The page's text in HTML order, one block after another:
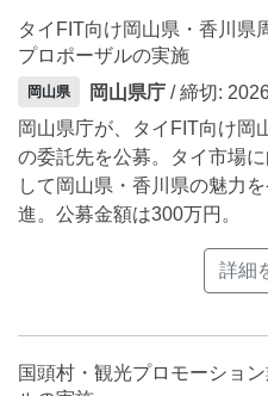
タイFIT向け岡山県・香川県
プロポーザルの実施
岡山県 岡山県庁 / 締切:
岡山県庁が、タイFIT向け岡
の委託先を公募。タイ市場
して岡山県・香川県の魅力
進。公募金額は300万円。
詳細
国頭村・観光プロモーショ